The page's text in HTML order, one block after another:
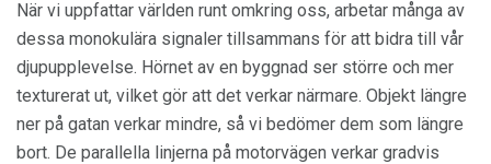
När vi uppfattar världen runt omkring oss, arbetar många av
dessa monokulära signaler tillsammans för att bidra till vår
djupupplevelse. Hörnet av en byggnad ser större och mer
texturerat ut, vilket gör att det verkar närmare. Objekt längre
ner på gatan verkar mindre, så vi bedömer dem som längre
bort. De parallella linjerna på motorvägen verkar gradvis